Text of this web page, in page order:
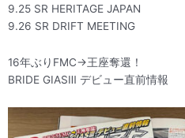
9.25 SR HERITAGE JAPAN
9.26 SR DRIFT MEETING
16年ぶりFMC→王座奪還！
BRIDE GIASⅢ デビュー直前情報